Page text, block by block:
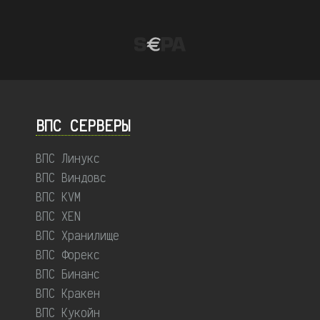
ВПС СЕРВЕРЫ
ВПС Линукс
ВПС Виндовс
ВПС KVM
ВПС XEN
ВПС Хранилище
ВПС Форекс
ВПС Бинанс
ВПС Кракен
ВПС Кукойн